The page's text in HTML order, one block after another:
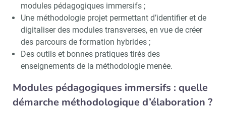
modules pédagogiques immersifs ;
Une méthodologie projet permettant d’identifier et de
digitaliser des modules transverses, en vue de créer
des parcours de formation hybrides ;
Des outils et bonnes pratiques tirés des
enseignements de la méthodologie menée.
Modules pédagogiques immersifs : quelle
démarche méthodologique d’élaboration ?